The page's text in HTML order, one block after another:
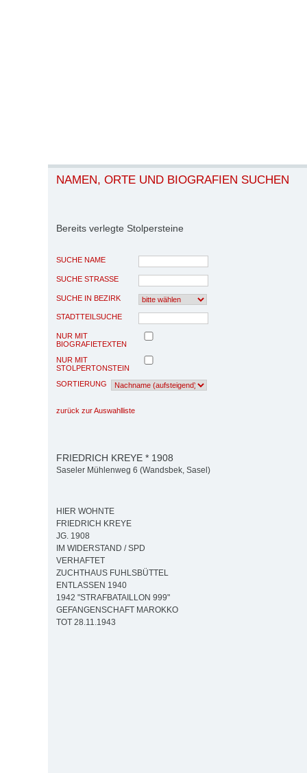
NAMEN, ORTE UND BIOGRAFIEN SUCHEN
Bereits verlegte Stolpersteine
SUCHE NAME
SUCHE STRASSE
SUCHE IN BEZIRK
STADTTEILSUCHE
NUR MIT
BIOGRAFIETEXTEN
NUR MIT
STOLPERTONSTEIN
SORTIERUNG
zurück zur Auswahlliste
FRIEDRICH KREYE * 1908
Saseler Mühlenweg 6 (Wandsbek, Sasel)
HIER WOHNTE
FRIEDRICH KREYE
JG. 1908
IM WIDERSTAND / SPD
VERHAFTET
ZUCHTHAUS FUHLSBÜTTEL
ENTLASSEN 1940
1942 "STRAFBATAILLON 999"
GEFANGENSCHAFT MAROKKO
TOT 28.11.1943